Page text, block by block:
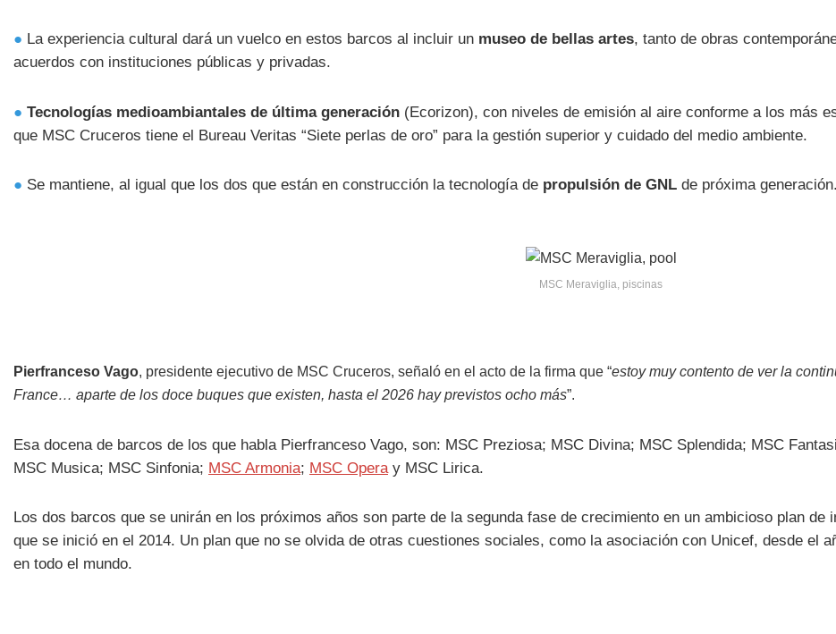
● La experiencia cultural dará un vuelco en estos barcos al incluir un museo de bellas artes, tanto de obras
acuerdos con instituciones públicas y privadas.
● Tecnologías medioambiantales de última generación (Ecorizon), con niveles de emisión al aire conforme a los más
que MSC Cruceros tiene el Bureau Veritas “Siete perlas de oro” para la gestión superior y cuidado del medio ambiente.
● Se mantiene, al igual que los dos que están en construcción la tecnología de propulsión de GNL de próxima generación.
MSC Meraviglia, piscinas
Pierfranceso Vago, presidente ejecutivo de MSC Cruceros, señaló en el acto de la firma que “estoy muy contento de ver la
France… aparte de los doce buques que existen, hasta el 2026 hay previstos ocho más”.
Esa docena de barcos de los que habla Pierfranceso Vago, son: MSC Preziosa; MSC Divina; MSC Splendida; MSC
MSC Musica; MSC Sinfonia; MSC Armonia; MSC Opera y MSC Lirica.
Los dos barcos que se unirán en los próximos años son parte de la segunda fase de crecimiento en un ambicioso plan
que se inició en el 2014. Un plan que no se olvida de otras cuestiones sociales, como la asociación con Unicef, desde el
en todo el mundo.